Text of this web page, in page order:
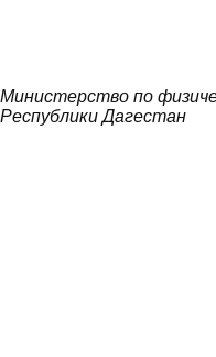
Министерство по
Республики Дагестан